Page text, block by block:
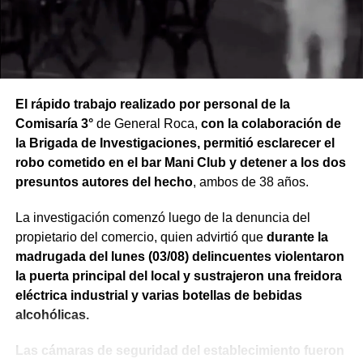
El rápido trabajo realizado por personal de la
Comisaría 3°de General Roca, con la colaboración de
la Brigada de Investigaciones, permitió esclarecer el
robo cometido en el bar Mani Club y detener a los dos
presuntos autores del hecho, ambos de 38 años.
La investigación comenzó luego de la denuncia del
propietario del comercio, quien advirtió que durante la
madrugada del lunes (03/08) delincuentes violentaron
la puerta principal del local y sustrajeron una freidora
eléctrica industrial y varias botellas de bebidas
alcohólicas.
Las cámaras de seguridad del establecimiento fueron